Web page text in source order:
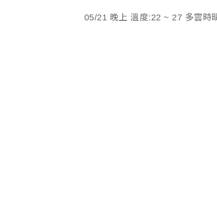
05/21 晚上 溫度:22 ~ 27 多雲時